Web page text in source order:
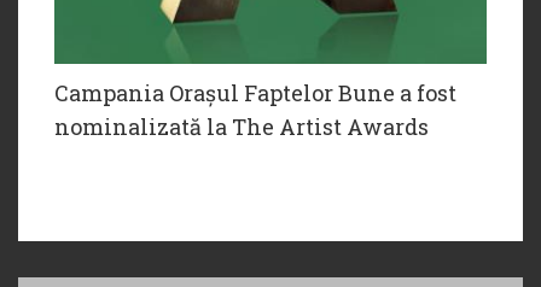
Campania Orașul Faptelor Bune a fost
nominalizată la The Artist Awards